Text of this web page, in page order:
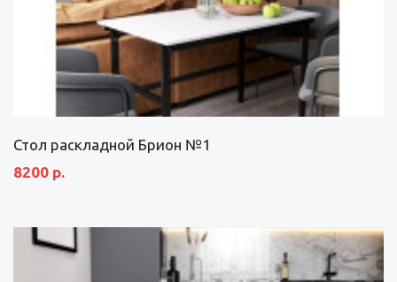
Стол раскладной Брион №1
8200 р.